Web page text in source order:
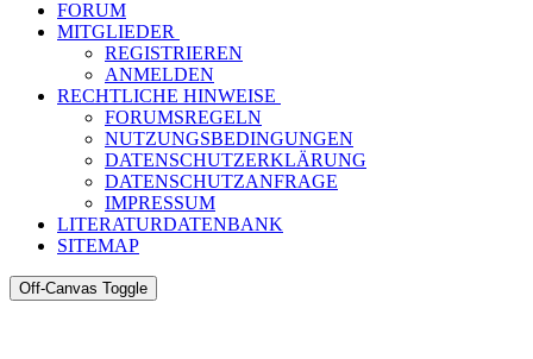
FORUM
MITGLIEDER
REGISTRIEREN
ANMELDEN
RECHTLICHE HINWEISE
FORUMSREGELN
NUTZUNGSBEDINGUNGEN
DATENSCHUTZERKLÄRUNG
DATENSCHUTZANFRAGE
IMPRESSUM
LITERATURDATENBANK
SITEMAP
Off-Canvas Toggle